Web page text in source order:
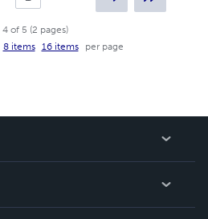
4 of 5 (2 pages)
8 items 16 items per page